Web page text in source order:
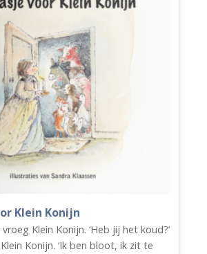
Klein Konijn
vroeg Klein Konijn. ‘Heb jij het koud?’
Klein Konijn. ‘Ik ben bloot, ik zit te